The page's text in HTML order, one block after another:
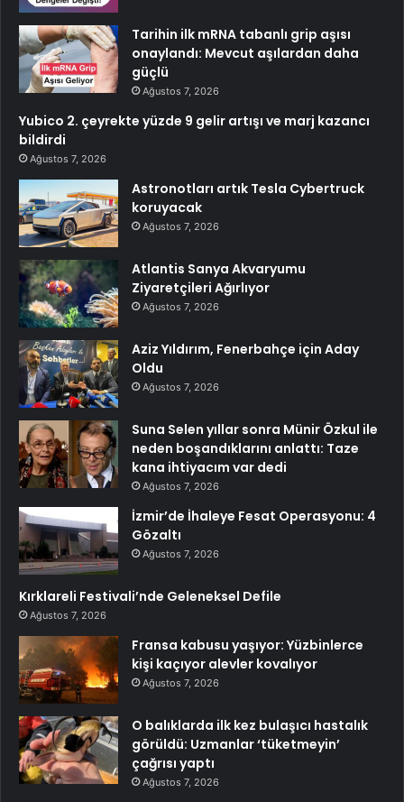
Tarihin ilk mRNA tabanlı grip aşısı
onaylandı: Mevcut aşılardan daha
güçlü
Ağustos 7, 2026
Yubico 2. çeyrekte yüzde 9 gelir artışı ve marj kazancı
bildirdi
Ağustos 7, 2026
Astronotları artık Tesla Cybertruck
koruyacak
Ağustos 7, 2026
Atlantis Sanya Akvaryumu
Ziyaretçileri Ağırlıyor
Ağustos 7, 2026
Aziz Yıldırım, Fenerbahçe için Aday
Oldu
Ağustos 7, 2026
Suna Selen yıllar sonra Münir Özkul ile
neden boşandıklarını anlattı: Taze
kana ihtiyacım var dedi
Ağustos 7, 2026
İzmir’de İhaleye Fesat Operasyonu: 4
Gözaltı
Ağustos 7, 2026
Kırklareli Festivali’nde Geleneksel Defile
Ağustos 7, 2026
Fransa kabusu yaşıyor: Yüzbinlerce
kişi kaçıyor alevler kovalıyor
Ağustos 7, 2026
O balıklarda ilk kez bulaşıcı hastalık
görüldü: Uzmanlar ‘tüketmeyin’
çağrısı yaptı
Ağustos 7, 2026